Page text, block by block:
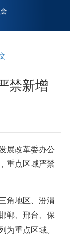
禁新增
展改革委办公
重点区域严禁
角地区、汾渭
郸、邢台、保
为重点区域。